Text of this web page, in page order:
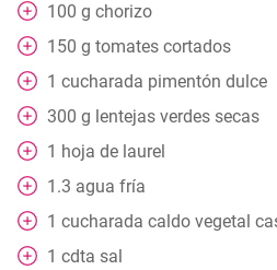
100 g chorizo
150 g tomates cortados
1 cucharada pimentón dulce
300 g lentejas verdes secas
1 hoja de laurel
1.3 agua fría
1 cucharada caldo vegetal
1 cdta sal